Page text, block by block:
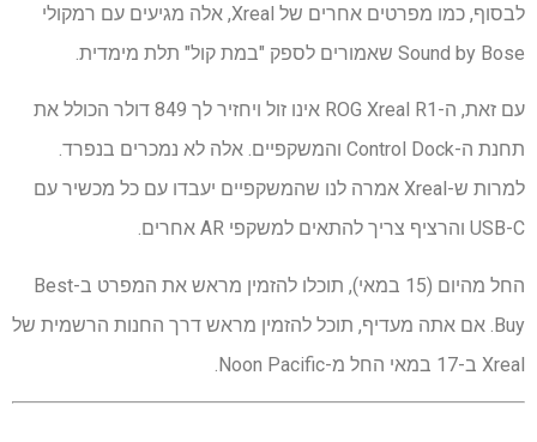
לבסוף, כמו מפרטים אחרים של Xreal, אלה מגיעים עם רמקולי
Sound by Bose שאמורים לספק "במת קול" תלת מימדית.
עם זאת, ה-ROG Xreal R1 אינו זול ויחזיר לך 849 דולר הכולל את
תחנת ה-Control Dock והמשקפיים. אלה לא נמכרים בנפרד.
למרות ש-Xreal אמרה לנו שהמשקפיים יעבדו עם כל מכשיר עם
USB-C והרציף צריך להתאים למשקפי AR אחרים.
החל מהיום (15 במאי), תוכלו להזמין מראש את המפרט ב-Best
Buy. אם אתה מעדיף, תוכל להזמין מראש דרך החנות הרשמית של
Xreal ב-17 במאי החל מ-Noon Pacific.